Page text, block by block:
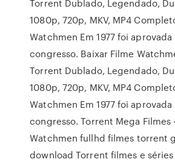
Torrent Dublado, Legendado,
1080p, 720p, MKV, MP4
Watchmen Em 1977 foi
congresso. Baixar Filme
Torrent Dublado, Legendado,
1080p, 720p, MKV, MP4
Watchmen Em 1977 foi
congresso. Torrent Mega Filmes
Watchmen fullhd filmes torrent
download Torrent filmes e